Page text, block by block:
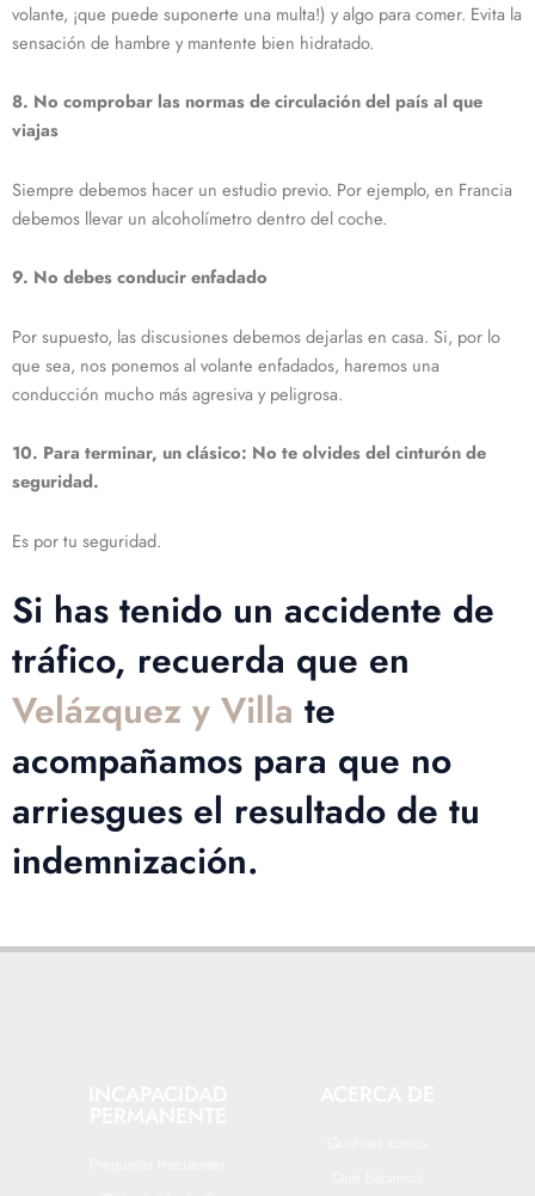
volante, ¡que puede suponerte una multa!) y algo para comer. Evita la
sensación de hambre y mantente bien hidratado.
8. No comprobar las normas de circulación del país al que
viajas
Siempre debemos hacer un estudio previo. Por ejemplo, en Francia
debemos llevar un alcoholímetro dentro del coche.
9. No debes conducir enfadado
Por supuesto, las discusiones debemos dejarlas en casa. Si, por lo
que sea, nos ponemos al volante enfadados, haremos una
conducción mucho más agresiva y peligrosa.
10. Para terminar, un clásico: No te olvides del cinturón de
seguridad.
Es por tu seguridad.
Si has tenido un accidente de
tráfico, recuerda que en
Velázquez y Villa te
acompañamos para que no
arriesgues el resultado de tu
indemnización.